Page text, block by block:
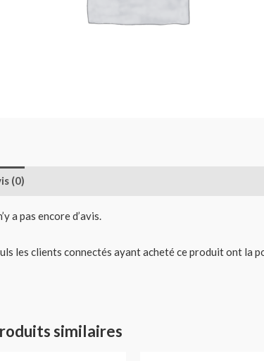
(0)
a pas encore d’avis.
les clients connectés ayant acheté ce produit ont la
similaires